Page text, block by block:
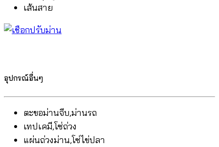
เส้นสาย
อุปกรณ์อื่นๆ
ตะขอม่านจีบ,ม่านรถ
เทปเคมี,โซ่ถ่วง
แผ่นถ่วงม่าน,โซ่ไข่ปลา